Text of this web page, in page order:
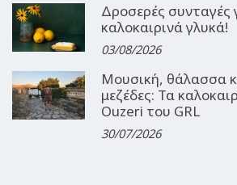
Δροσερές συνταγές
καλοκαιρινά γλυκά!
03/08/2026
Μουσική, θάλασσα
μεζέδες: Τα
Ouzeri του GRL
30/07/2026